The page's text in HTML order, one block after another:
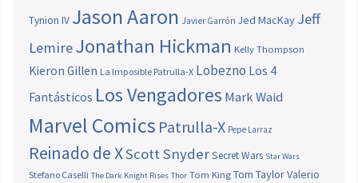
Tynion IV Jason Aaron Javier Garrón Jed MacKay Jeff
LemireJonathan Hickman Kelly Thompson
Kieron Gillen La Imposible Patrulla-X Lobezno Los 4
Fantásticos Los Vengadores Mark Waid
Marvel Comics Patrulla-X Pepe Larraz
Reinado de XScott SnyderSecret Wars Star Wars
Stefano Caselli The Dark Knight Rises Thor Tom King Tom TaylorValerio